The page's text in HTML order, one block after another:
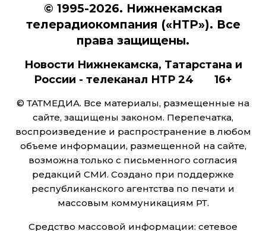
© 1995-2026. Нижнекамская
телерадиокомпания («НТР»). Все
права защищены.
Новости Нижнекамска, Татарстана и
России - телеканал НТР 24 16+
© ТАТМЕДИА. Все материалы, размещенные на
сайте, защищены законом. Перепечатка,
воспроизведение и распространение в любом
объеме информации, размещенной на сайте,
возможна только с письменного согласия
редакций СМИ. Создано при поддержке
республиканского агентства по печати и
массовым коммуникациям РТ.
Средство массовой информации: сетевое